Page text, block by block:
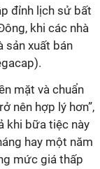
đỉnh lịch sử bất
khi các nhà
sản xuất bán
mặt và chuẩn
nên hợp lý hơn”,
khi bữa tiệc này
hay một năm
mức giá thấp